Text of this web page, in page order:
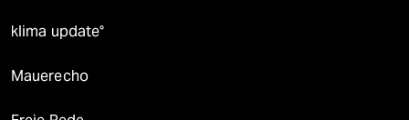
klima update°
Mauerecho